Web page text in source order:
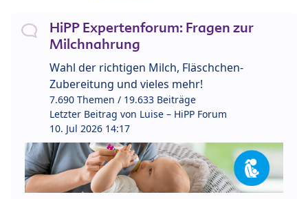
HiPP Expertenforum: Fragen zur
Milchnahrung
Wahl der richtigen Milch, Fläschchen-
Zubereitung und vieles mehr!
7.690 Themen / 19.633 Beiträge
Letzter Beitrag von Luise – HiPP Forum
10. Jul 2026 14:17